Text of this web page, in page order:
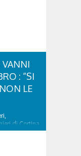
VANNI
: “SI
LE
di Cortina
di